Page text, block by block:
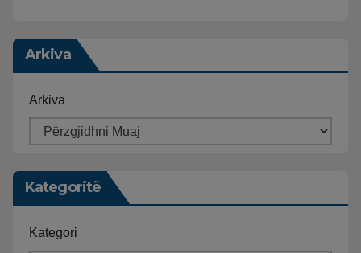
Arkiva
Arkiva
Kategoritë
Kategori